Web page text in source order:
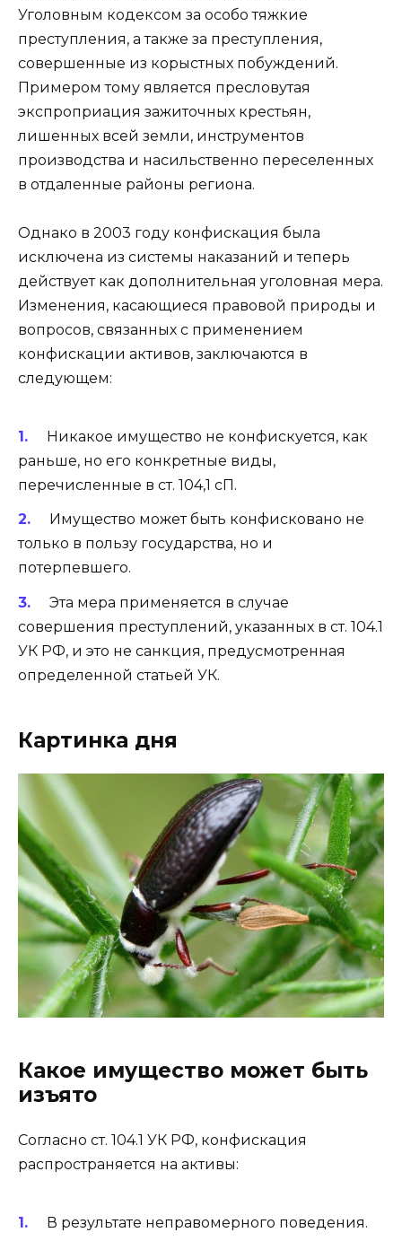
Уголовным кодексом за особо тяжкие
преступления, а также за преступления,
совершенные из корыстных побуждений.
Примером тому является пресловутая
экспроприация зажиточных крестьян,
лишенных всей земли, инструментов
производства и насильственно переселенных
в отдаленные районы региона.
Однако в 2003 году конфискация была
исключена из системы наказаний и теперь
действует как дополнительная уголовная мера.
Изменения, касающиеся правовой природы и
вопросов, связанных с применением
конфискации активов, заключаются в
следующем:
Никакое имущество не конфискуется, как
раньше, но его конкретные виды,
перечисленные в ст. 104,1 сП.
Имущество может быть конфисковано не
только в пользу государства, но и
потерпевшего.
Эта мера применяется в случае
совершения преступлений, указанных в ст. 104.1
УК РФ, и это не санкция, предусмотренная
определенной статьей УК.
Картинка дня
Какое имущество может быть
изъято
Согласно ст. 104.1 УК РФ, конфискация
распространяется на активы:
В результате неправомерного поведения.